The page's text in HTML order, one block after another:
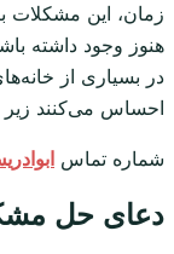
زمان، این
هنوز وجود داشته
در بسیاری از
احساس می‌کنند
شماره تماس
دعای حل